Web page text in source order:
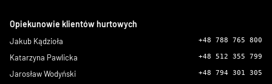
Opiekunowie klientów hurtowych
Jakub Kądzioła +48 788 765 800
Katarzyna Pawlicka +48 512 355 799
Jarosław Wodyński +48 794 301 305